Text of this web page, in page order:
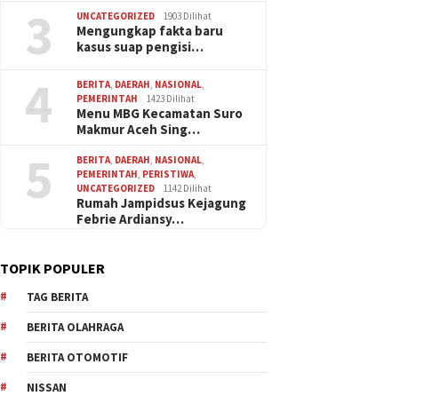
3 UNCATEGORIZED 1903 Dilihat
Mengungkap fakta baru
kasus suap pengisi…
4 BERITA DAERAH NASIONAL
PEMERINTAH
1423 Dilihat
Menu MBG Kecamatan Suro
Makmur Aceh Sing…
5 BERITA DAERAH NASIONAL
PEMERINTAH PERISTIWA
UNCATEGORIZED
1142 Dilihat
Rumah Jampidsus Kejagung
Febrie Ardiansy…
TOPIK POPULER
TAG BERITA
BERITA OLAHRAGA
BERITA OTOMOTIF
NISSAN